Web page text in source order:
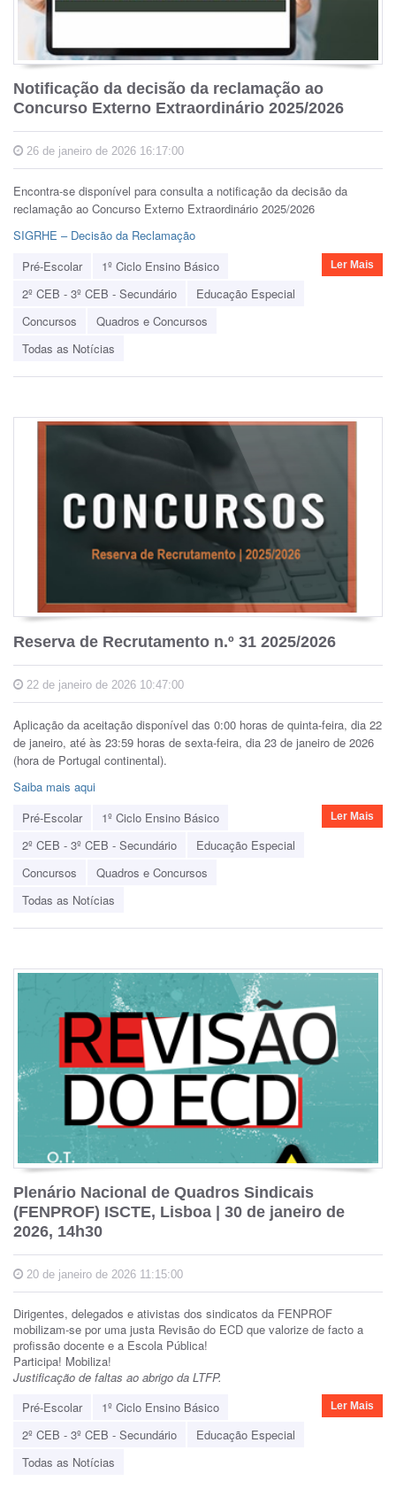
Notificação da decisão da reclamação ao
Concurso Externo Extraordinário 2025/2026
26 de janeiro de 2026 16:17:00
Encontra-se disponível para consulta a notificação da decisão da
reclamação ao Concurso Externo Extraordinário 2025/2026
SIGRHE – Decisão da Reclamação
Pré-Escolar
1º Ciclo Ensino Básico
2º CEB - 3º CEB - Secundário
Educação Especial
Concursos
Quadros e Concursos
Todas as Notícias
Ler Mais
Reserva de Recrutamento n.º 31 2025/2026
22 de janeiro de 2026 10:47:00
Aplicação da aceitação disponível das 0:00 horas de quinta-feira, dia 22
de janeiro, até às 23:59 horas de sexta-feira, dia 23 de janeiro de 2026
(hora de Portugal continental).
Saiba mais aqui
Pré-Escolar
1º Ciclo Ensino Básico
2º CEB - 3º CEB - Secundário
Educação Especial
Concursos
Quadros e Concursos
Todas as Notícias
Ler Mais
Plenário Nacional de Quadros Sindicais
(FENPROF) ISCTE, Lisboa | 30 de janeiro de
2026, 14h30
20 de janeiro de 2026 11:15:00
Dirigentes, delegados e ativistas dos sindicatos da FENPROF
mobilizam-se por uma justa Revisão do ECD que valorize de facto a
profissão docente e a Escola Pública!
Participa! Mobiliza!
Justificação de faltas ao abrigo da LTFP.
Pré-Escolar
1º Ciclo Ensino Básico
2º CEB - 3º CEB - Secundário
Educação Especial
Todas as Notícias
Ler Mais